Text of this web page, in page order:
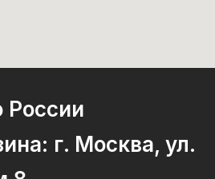
России
г. Москва, ул.